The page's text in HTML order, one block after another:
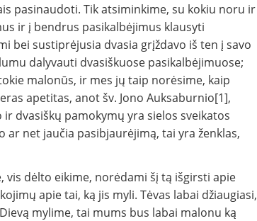
pasinaudoti. Tik atsiminki­me, su kokiu noru ir
ir į bendrus pasikalbėjimus klausyti
bei sustiprėjusia dvasia grįždavo iš ten į savo
dalyvauti dvasiš­kuose pasikalbėjimuose;
malonūs, ir mes jų taip norėsime, kaip
apetitas, anot šv. Jono Auksaburnio[1],
dvasiškų pamokymų yra sielos sveikatos
ar net jaučia pasibjaurėjimą, tai yra ženklas,
dėlto eikime, norėdami šį tą iš­girsti apie
apie tai, ką jis myli. Tėvas labai džiaugiasi,
mylime, tai mums bus labai malonu ką